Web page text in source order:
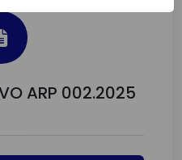
ARP 002.2025